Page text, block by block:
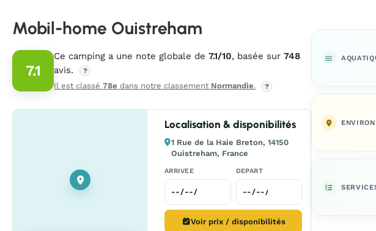
Mobil-home Ouistreham
7.1
Ce camping a une note globale de 7.1/10, basée sur 748
avis.
?
Il est classé 78e dans notre classement Normandie. ?
Localisation & disponibilités
1 Rue de la Haie Breton, 14150
Ouistreham, France
ARRIVEE DEPART
Voir prix / disponibilités